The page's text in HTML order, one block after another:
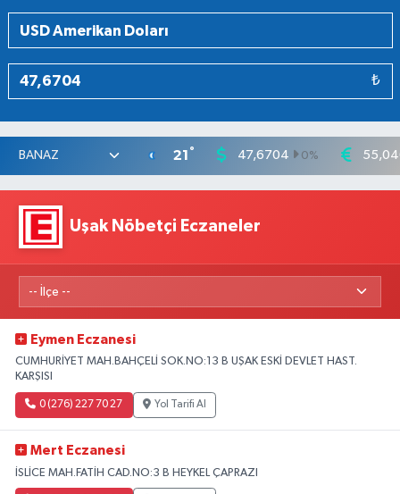
₺
21 ° 47,6704 0%
Uşak Nöbetçi Eczaneler
Eymen Eczanesi
CUMHURİYET MAH.BAHÇELİ SOK.NO:13 B UŞAK ESKİ DEVLET HAST.
KARŞISI
0 (276) 227 70 27 Yol Tarifi Al
Mert Eczanesi
İSLİCE MAH.FATİH CAD.NO:3 B HEYKEL ÇAPRAZI